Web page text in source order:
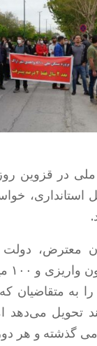
استانداری،
معترض، دولت
را به متقاضیان
تحویل می‌دهد
گذشته و هر